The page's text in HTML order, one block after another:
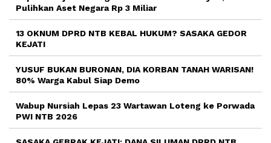
Pulihkan Aset Negara Rp 3 Miliar
13 OKNUM DPRD NTB KEBAL HUKUM? SASAKA GEDOR
KEJATI
YUSUF BUKAN BURONAN, DIA KORBAN TANAH WARISAN!
80% Warga Kabul Siap Demo
Wabup Nursiah Lepas 23 Wartawan Loteng ke Porwada
PWI NTB 2026